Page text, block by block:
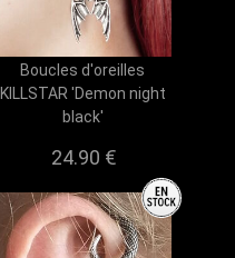
Boucles d'oreilles
KILLSTAR 'Demon night
black'
24.90 €